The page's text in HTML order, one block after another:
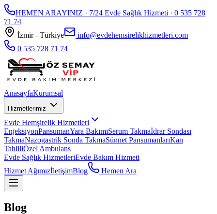
HEMEN ARAYINIZ · 7/24 Evde Sağlık Hizmeti · 0 535 728
71 74
İzmir - Türkiye
info@evdehemsirelikhizmetleri.com
0 535 728 71 74
AnasayfaKurumsal
Hizmetlerimiz
Evde Hemşirelik Hizmetleri
EnjeksiyonPansumanYara BakımıSerum Takmaİdrar Sondası
TakmaNazogastrik Sonda TakmaSünnet PansumanlarıKan
TahliliÖzel Ambulans
Evde Sağlık HizmetleriEvde Bakım Hizmeti
Hizmet AğımızİletişimBlog Hemen Ara
Blog